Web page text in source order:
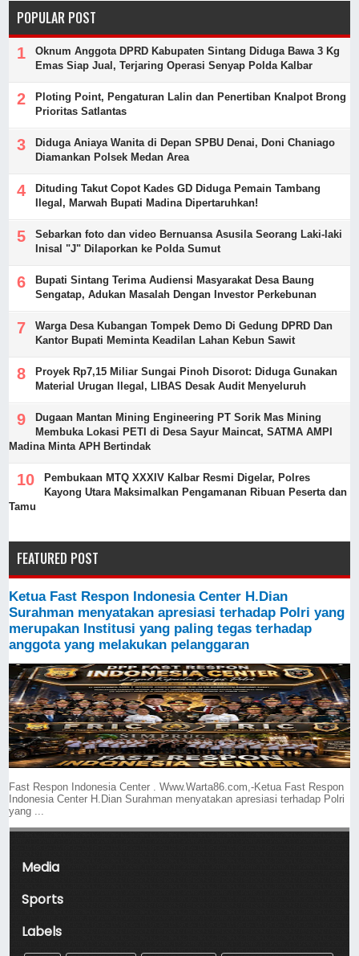
POPULAR POST
Oknum Anggota DPRD Kabupaten Sintang Diduga Bawa 3 Kg
Emas Siap Jual, Terjaring Operasi Senyap Polda Kalbar
Ploting Point, Pengaturan Lalin dan Penertiban Knalpot Brong
Prioritas Satlantas
Diduga Aniaya Wanita di Depan SPBU Denai, Doni Chaniago
Diamankan Polsek Medan Area
Dituding Takut Copot Kades GD Diduga Pemain Tambang
Ilegal, Marwah Bupati Madina Dipertaruhkan!
Sebarkan foto dan video Bernuansa Asusila Seorang Laki-laki
Inisal "J" Dilaporkan ke Polda Sumut
Bupati Sintang Terima Audiensi Masyarakat Desa Baung
Sengatap, Adukan Masalah Dengan Investor Perkebunan
Warga Desa Kubangan Tompek Demo Di Gedung DPRD Dan
Kantor Bupati Meminta Keadilan Lahan Kebun Sawit
Proyek Rp7,15 Miliar Sungai Pinoh Disorot: Diduga Gunakan
Material Urugan Ilegal, LIBAS Desak Audit Menyeluruh
Dugaan Mantan Mining Engineering PT Sorik Mas Mining
Membuka Lokasi PETI di Desa Sayur Maincat, SATMA AMPI
Madina Minta APH Bertindak
Pembukaan MTQ XXXIV Kalbar Resmi Digelar, Polres
Kayong Utara Maksimalkan Pengamanan Ribuan Peserta dan
Tamu
FEATURED POST
Ketua Fast Respon Indonesia Center H.Dian
Surahman menyatakan apresiasi terhadap Polri yang
merupakan Institusi yang paling tegas terhadap
anggota yang melakukan pelanggaran
Fast Respon Indonesia Center . Www.Warta86.com,-Ketua Fast Respon
Indonesia Center H.Dian Surahman menyatakan apresiasi terhadap Polri
yang ...
Media
Sports
Labels